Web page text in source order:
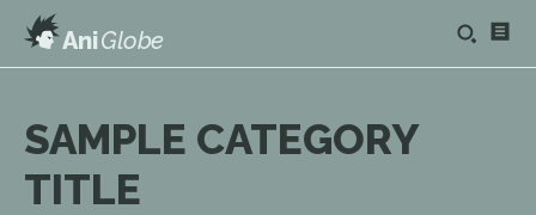
AniGlobe
SAMPLE CATEGORY
TITLE